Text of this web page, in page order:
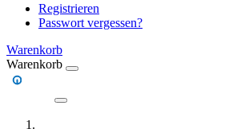
Registrieren
Passwort vergessen?
Warenkorb
Warenkorb